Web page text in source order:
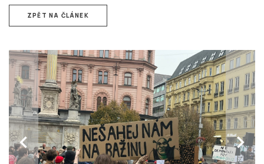
ZPĚT NA ČLÁNEK
chevron_left chevron_right